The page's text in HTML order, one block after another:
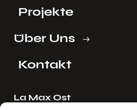
Projekte
Über Uns
Kontakt
La Max Ost